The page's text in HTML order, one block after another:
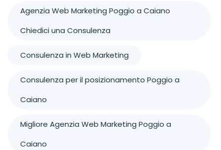
Agenzia Web Marketing Poggio a Caiano
Chiedici una Consulenza
Consulenza in Web Marketing
Consulenza per il posizionamento Poggio a
Caiano
Migliore Agenzia Web Marketing Poggio a
Caiano